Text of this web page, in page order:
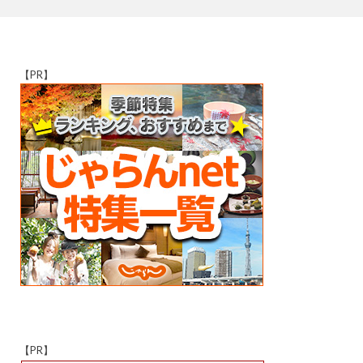
【PR】
【PR】